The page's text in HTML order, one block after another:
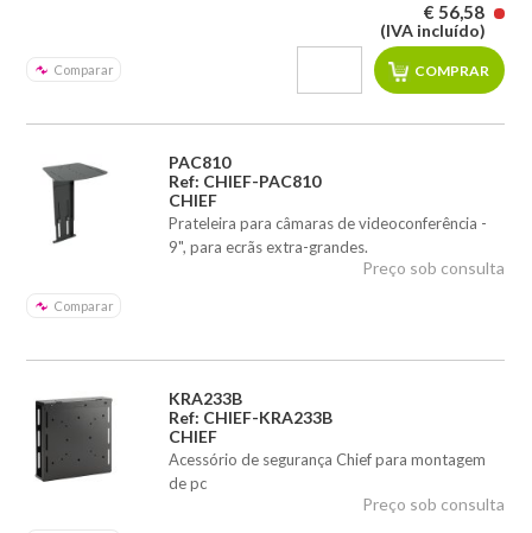
Comparar
€ 56,58
(IVA incluído)
PAC810
Ref: CHIEF-PAC810
CHIEF
Prateleira para câmaras de videoconferência -
9", para ecrãs extra-grandes.
Comparar
Preço sob consulta
KRA233B
Ref: CHIEF-KRA233B
CHIEF
Acessório de segurança Chief para montagem
de pc
Preço sob consulta